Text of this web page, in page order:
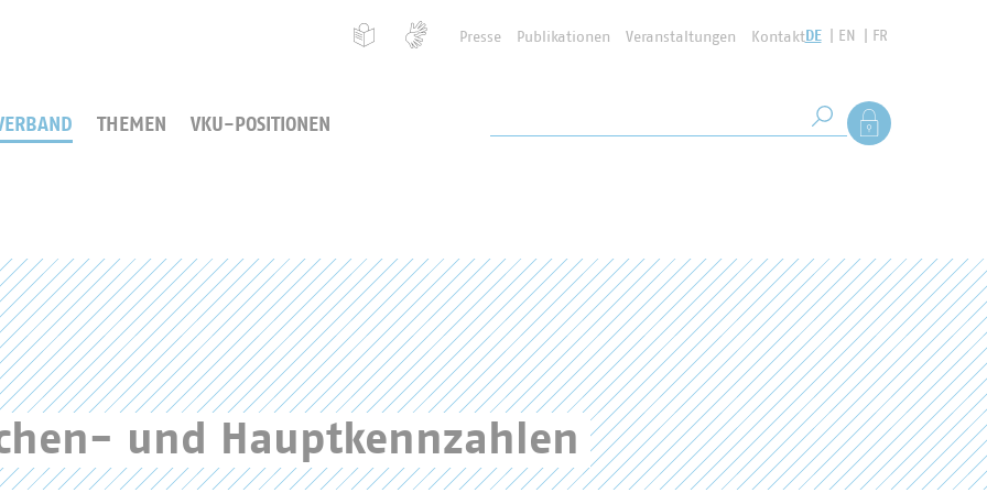
Presse Publikationen Veranstaltungen KontaktDE EN FR
THEMEN VKU-POSITIONEN Suche starten
Als Mitglied
und Hauptkennzahlen